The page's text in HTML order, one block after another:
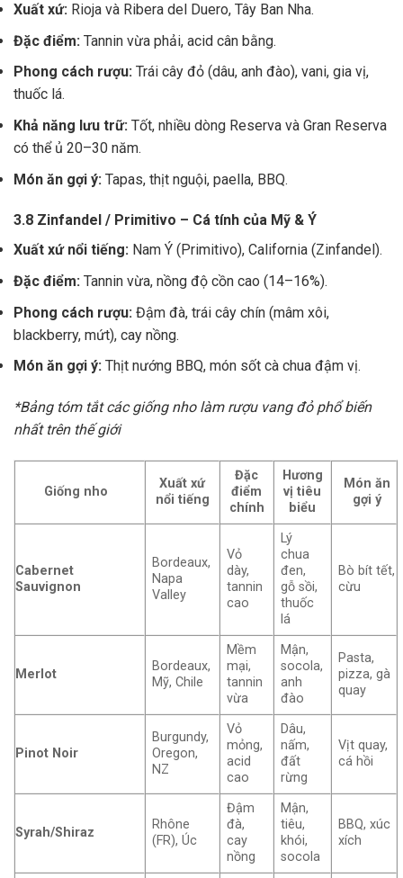
Xuất xứ: Rioja và Ribera del Duero, Tây Ban Nha.
Đặc điểm: Tannin vừa phải, acid cân bằng.
Phong cách rượu: Trái cây đỏ (dâu, anh đào), vani, gia vị,
thuốc lá.
Khả năng lưu trữ: Tốt, nhiều dòng Reserva và Gran Reserva
có thể ủ 20–30 năm.
Món ăn gợi ý: Tapas, thịt nguội, paella, BBQ.
3.8 Zinfandel / Primitivo – Cá tính của Mỹ & Ý
Xuất xứ nổi tiếng: Nam Ý (Primitivo), California (Zinfandel).
Đặc điểm: Tannin vừa, nồng độ cồn cao (14–16%).
Phong cách rượu: Đậm đà, trái cây chín (mâm xôi,
blackberry, mứt), cay nồng.
Món ăn gợi ý: Thịt nướng BBQ, món sốt cà chua đậm vị.
*Bảng tóm tắt các giống nho làm rượu vang đỏ phổ biến
nhất trên thế giới
Giống nho
Xuất xứ
nổi tiếng
Đặc
điểm
chính
Hương
vị tiêu
biểu
Món ăn
gợi ý
Cabernet
Sauvignon
Bordeaux,
Napa
Valley
Vỏ
dày,
tannin
cao
Lý
chua
đen,
gỗ sồi,
thuốc
lá
Bò bít tết,
cừu
Merlot
Bordeaux,
Mỹ, Chile
Mềm
mại,
tannin
vừa
Mận,
socola,
anh
đào
Pasta,
pizza, gà
quay
Pinot Noir
Burgundy,
Oregon,
NZ
Vỏ
mỏng,
acid
cao
Dâu,
nấm,
đất
rừng
Vịt quay,
cá hồi
Syrah/Shiraz
Rhône
(FR), Úc
Đậm
đà,
cay
nồng
Mận,
tiêu,
khói,
socola
BBQ, xúc
xích